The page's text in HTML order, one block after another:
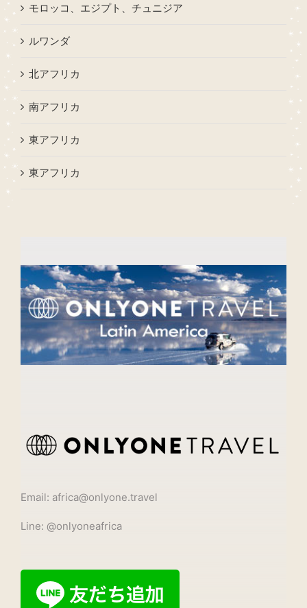
モロッコ、エジプト、チュニジア
ルワンダ
北アフリカ
南アフリカ
東アフリカ
東アフリカ
Email: africa@onlyone.travel
Line: @onlyoneafrica